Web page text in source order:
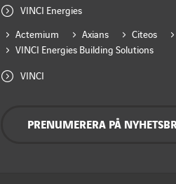
VINCI Energies
Actemium Axians Citeos
VINCI Energies Building Solutions
VINCI
PRENUMERERA PÅ